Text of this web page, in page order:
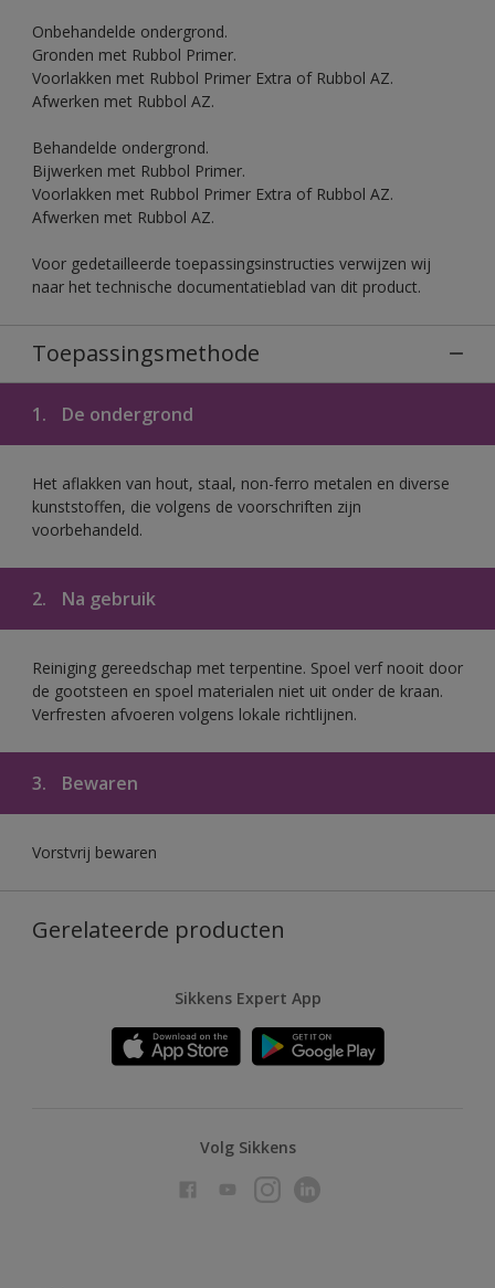
Onbehandelde ondergrond.
Gronden met Rubbol Primer.
Voorlakken met Rubbol Primer Extra of Rubbol AZ.
Afwerken met Rubbol AZ.
Behandelde ondergrond.
Bijwerken met Rubbol Primer.
Voorlakken met Rubbol Primer Extra of Rubbol AZ.
Afwerken met Rubbol AZ.
Voor gedetailleerde toepassingsinstructies verwijzen wij
naar het technische documentatieblad van dit product.
Toepassingsmethode
1. De ondergrond
Het aflakken van hout, staal, non-ferro metalen en diverse
kunststoffen, die volgens de voorschriften zijn
voorbehandeld.
2. Na gebruik
Reiniging gereedschap met terpentine. Spoel verf nooit door
de gootsteen en spoel materialen niet uit onder de kraan.
Verfresten afvoeren volgens lokale richtlijnen.
3. Bewaren
Vorstvrij bewaren
Gerelateerde producten
Sikkens Expert App
Volg Sikkens